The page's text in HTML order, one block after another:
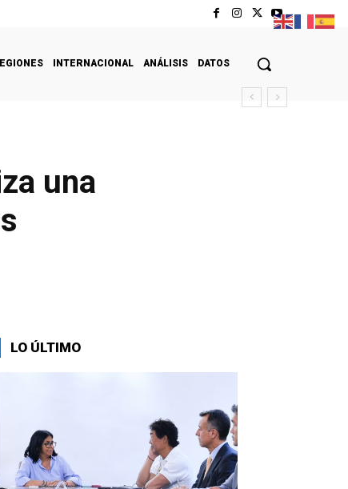
INTERNACIONAL ANÁLISIS DATOS
una
LO ÚLTIMO